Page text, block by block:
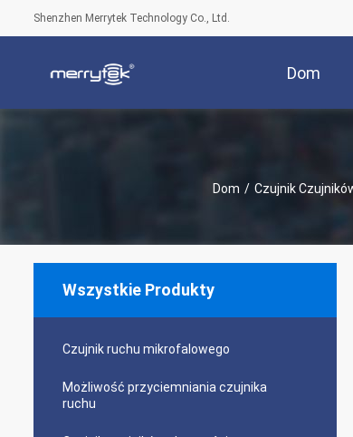
Shenzhen Merrytek Technology Co., Ltd.
Dom
Dom / Czujnik
Wszystkie Produkty
Czujnik ruchu mikrofalowego
Możliwość przyciemniania czujnika
ruchu